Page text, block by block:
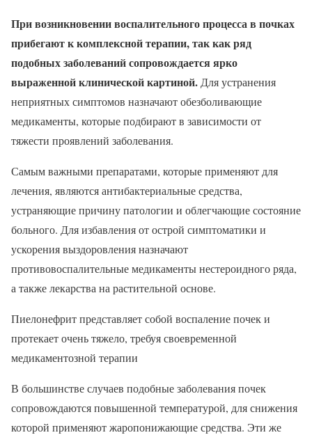
При возникновении воспалительного процесса в почках
прибегают к комплексной терапии, так как ряд
подобных заболеваний сопровождается ярко
выраженной клинической картиной. Для устранения
неприятных симптомов назначают обезболивающие
медикаменты, которые подбирают в зависимости от
тяжести проявлений заболевания.
Самым важными препаратами, которые применяют для
лечения, являются антибактериальные средства,
устраняющие причину патологии и облегчающие состояние
больного. Для избавления от острой симптоматики и
ускорения выздоровления назначают
противовоспалительные медикаменты нестероидного ряда,
а также лекарства на растительной основе.
Пиелонефрит представляет собой воспаление почек и
протекает очень тяжело, требуя своевременной
медикаментозной терапии
В большинстве случаев подобные заболевания почек
сопровождаются повышенной температурой, для снижения
которой применяют жаропонижающие средства. Эти же